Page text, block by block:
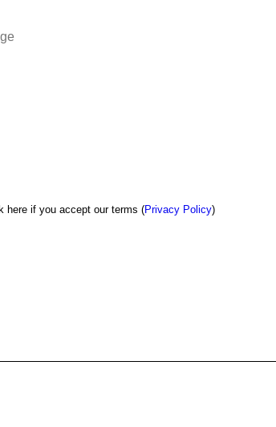
here if you accept our terms (Privacy Policy)